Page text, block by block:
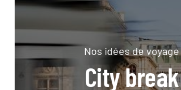
Nos idées de voyage
City break